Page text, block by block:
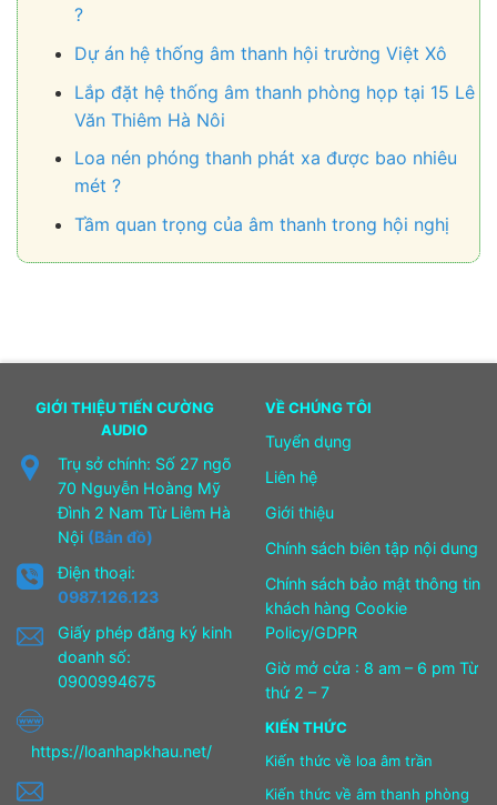
?
Dự án hệ thống âm thanh hội trường Việt Xô
Lắp đặt hệ thống âm thanh phòng họp tại 15 Lê
Văn Thiêm Hà Nôi
Loa nén phóng thanh phát xa được bao nhiêu
mét ?
Tầm quan trọng của âm thanh trong hội nghị
GIỚI THIỆU TIẾN CƯỜNG
AUDIO
Trụ sở chính: Số 27 ngõ
70 Nguyễn Hoàng Mỹ
Đình 2 Nam Từ Liêm Hà
Nội (Bản đồ)
Điện thoại:
0987.126.123
Giấy phép đăng ký kinh
doanh số:
0900994675
https://loanhapkhau.net/
VỀ CHÚNG TÔI
Tuyển dụng
Liên hệ
Giới thiệu
Chính sách biên tập nội dung
Chính sách bảo mật thông tin
khách hàng Cookie
Policy/GDPR
Giờ mở cửa : 8 am – 6 pm Từ
thứ 2 – 7
KIẾN THỨC
Kiến thức về loa âm trần
Kiến thức về âm thanh phòng